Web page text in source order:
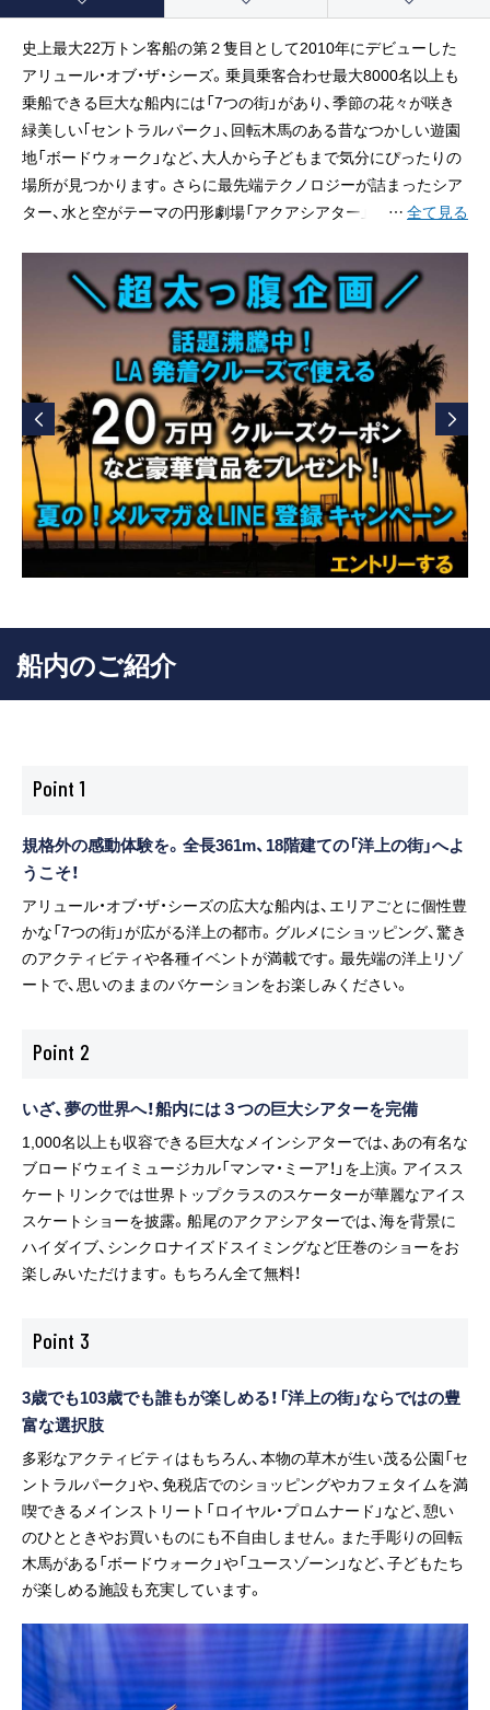
よくあるご質問
ロイヤルカリビアンが選ば
れる理由
史上最大22万トン客船の第２隻目として2010年にデビューした
アリュール・オブ・ザ・シーズ。乗員乗客合わせ最大8000名以上も
乗船できる巨大な船内には「7つの街」があり、季節の花々が咲き
緑美しい｢セントラルパーク」、回転木馬のある昔なつかしい遊園
地「ボードウォーク」など、大人から子どもまで気分にぴったりの
場所が見つかります。さらに最先端テクノロジーが詰まったシア
ター、水と空がテーマの円形劇場「アクアシアター」、アイススケ
ならではのハイクオリティなエンターテイメントショー、アミュ
ーズメントパーク顔負けの多彩なアトラクション、30以上もの飲
食店から選択できるバラエティに富んだグルメのチョイスなど。
2020年には大規模なリニューアルを行い、10階分の高さをすべり
降りる絶叫スライダー「アルティメットアビス」や嵐のように目ま
ぐるしい大興奮のウォータースライダー「パーフェクトストーム」
を導入。さらにパワーアップしたスケールを体感してください。
… 全て見る
船内のご紹介
Point 1
規格外の感動体験を。全長361m、18階建ての「洋上の街」へよ
うこそ！
アリュール・オブ・ザ・シーズの広大な船内は、エリアごとに個性豊
かな「7つの街」が広がる洋上の都市。グルメにショッピング、驚き
のアクティビティや各種イベントが満載です。最先端の洋上リゾ
ートで、思いのままのバケーションをお楽しみください。
Point 2
いざ、夢の世界へ！船内には３つの巨大シアターを完備
1,000名以上も収容できる巨大なメインシアターでは、あの有名な
ブロードウェイミュージカル「マンマ・ミーア！」を上演。アイスス
ケートリンクでは世界トップクラスのスケーターが華麗なアイス
スケートショーを披露。船尾のアクアシアターでは、海を背景に
ハイダイブ、シンクロナイズドスイミングなど圧巻のショーをお
楽しみいただけます。もちろん全て無料！
Point 3
3歳でも103歳でも誰もが楽しめる！「洋上の街」ならではの豊
富な選択肢
多彩なアクティビティはもちろん、本物の草木が生い茂る公園「セ
ントラルパーク」や、免税店でのショッピングやカフェタイムを満
喫できるメインストリート「ロイヤル・プロムナード」など、憩い
のひとときやお買いものにも不自由しません。また手彫りの回転
木馬がある「ボードウォーク」や「ユースゾーン」など、子どもたち
が楽しめる施設も充実しています。